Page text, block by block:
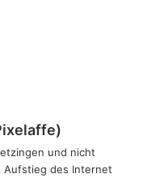
und nicht
Aufstieg des Internet